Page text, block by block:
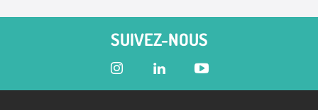
SUIVEZ-NOUS